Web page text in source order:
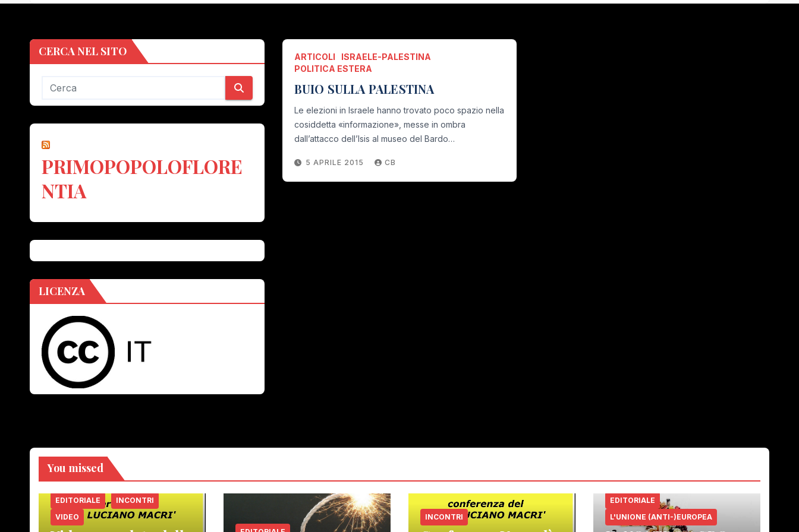
CERCA NEL SITO
PRIMOPOPOLOFLORE
NTIA
LICENZA
ARTICOLI
ISRAELE-PALESTINA
POLITICA ESTERA
BUIO SULLA PALESTINA
Le elezioni in Israele hanno trovato poco spazio nella
cosiddetta «informazione», messe in ombra
dall’attacco dell’Isis al museo del Bardo…
5 APRILE 2015 CB
You missed
EDITORIALE
INCONTRI
VIDEO
INCONTRI
EDITORIALE
L'UNIONE (ANTI-)EUROPEA